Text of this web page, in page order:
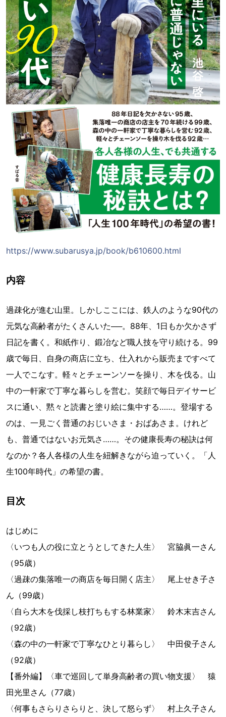
https://www.subarusya.jp/book/b610600.html
内容
過疎化が進む山里。しかしここには、鉄人のような90代の
元気な高齢者がたくさんいた──。88年、1日もか欠かさず
日記を書く。和紙作り、鍛冶など職人技を守り続ける。99
歳で毎日、自身の商店に立ち、仕入れから販売まですべて
一人でこなす。軽々とチェーンソーを操り、木を伐る。山
中の一軒家で丁寧な暮らしを営む。笑顔で毎日デイサービ
スに通い、黙々と読書と塗り絵に集中する……。登場する
のは、一見ごく普通のおじいさま・おばあさま。けれど
も、普通ではないお元気さ……。その健康長寿の秘訣は何
なのか？各人各様の人生を紐解きながら迫っていく。「人
生100年時代」の希望の書。
目次
はじめに
〈いつも人の役に立とうとしてきた人生〉 宮脇眞一さん
（95歳）
〈過疎の集落唯一の商店を毎日開く店主〉 尾上せき子さ
ん（99歳）
〈自ら大木を伐採し枝打ちもする林業家〉 鈴木末吉さん
（92歳）
〈森の中の一軒家で丁寧なひとり暮らし〉 中田俊子さん
（92歳）
【番外編】〈車で巡回して単身高齢者の買い物支援〉 猿
田光里さん（77歳）
〈何事もさらりさらりと、決して怒らず〉 村上久子さん